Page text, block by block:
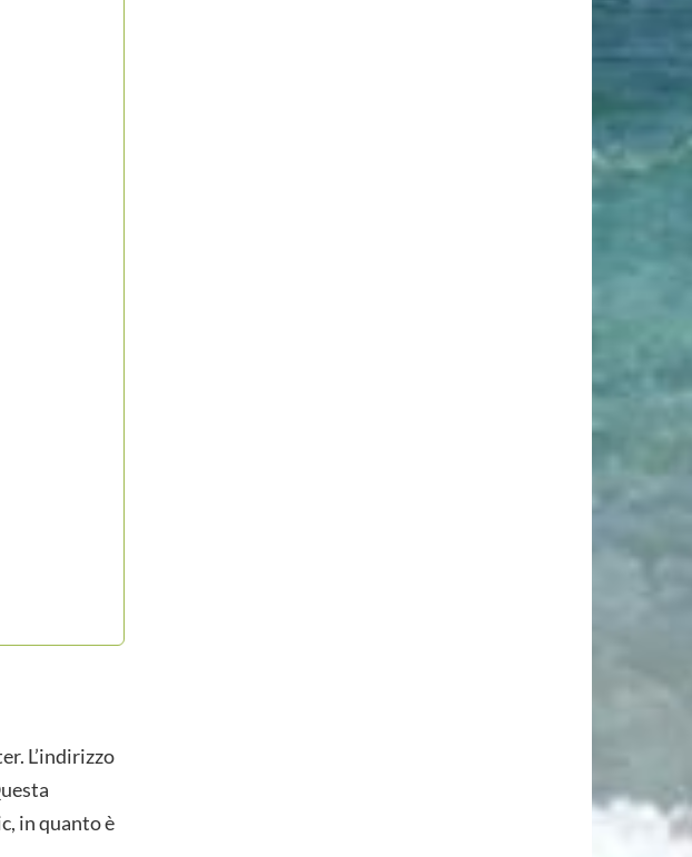
L’indirizzo
in quanto è